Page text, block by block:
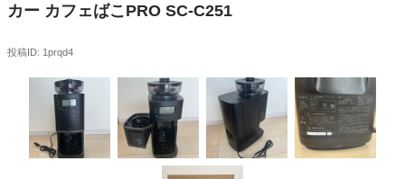
カー カフェばこPRO SC-C251
投稿ID: 1prqd4